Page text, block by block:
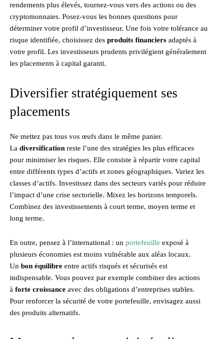
rendements plus élevés, tournez-vous vers des actions ou des
cryptomonnaies. Posez-vous les bonnes questions pour
déterminer votre profil d’investisseur. Une fois votre tolérance au
risque identifiée, choisissez des produits financiers adaptés à
votre profil. Les investisseurs prudents privilégient généralement
les placements à capital garanti.
Diversifier stratégiquement ses
placements
Ne mettez pas tous vos œufs dans le même panier.
La diversification reste l’une des stratégies les plus efficaces
pour minimiser les risques. Elle consiste à répartir votre capital
entre différents types d’actifs et zones géographiques. Variez les
classes d’actifs. Investissez dans des secteurs variés pour réduire
l’impact d’une crise sectorielle. Mixez les horizons temporels.
Combinez des investissements à court terme, moyen terme et
long terme.
En outre, pensez à l’international : un portefeuille exposé à
plusieurs économies est moins vulnérable aux aléas locaux.
Un bon équilibre entre actifs risqués et sécurisés est
indispensable. Vous pouvez par exemple combiner des actions
à forte croissance avec des obligations d’entreprises stables.
Pour renforcer la sécurité de votre portefeuille, envisagez aussi
des produits alternatifs.